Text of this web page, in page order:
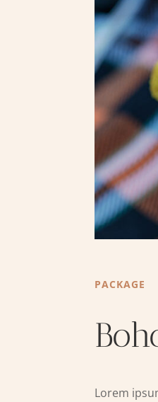
PACKAGE
Lorem